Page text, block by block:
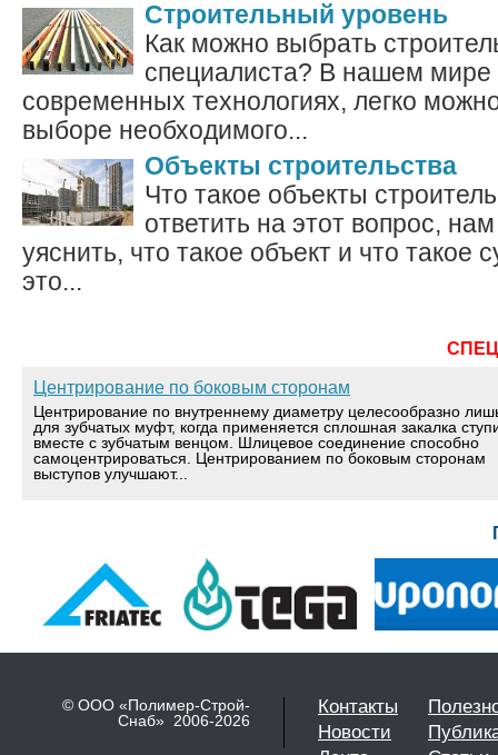
Строительный уровень
Как можно выбрать
специалиста? В нашем мире
современных технологиях, легко
выборе необходимого...
Объекты строительства
Что такое объекты
ответить на этот вопрос,
уяснить, что такое объект и что такое
это...
Центрирование по боковым сторонам
Центрирование по внутреннему диаметру целесообразно
для зубчатых муфт, когда применяется сплошная закалка
вместе с зубчатым венцом. Шлицевое соединение способно
самоцентрироваться. Центрированием по боковым сторонам
выступов улучшают...
© ООО «Полимер-Строй-
Снаб» 2006-2026
Контакты
Новости